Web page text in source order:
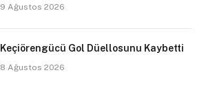
9 Ağustos 2026
Keçiörengücü Gol Düellosunu Kaybetti
8 Ağustos 2026